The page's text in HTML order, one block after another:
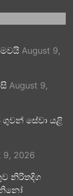
August 9,
August 9,
සේවා යළි
9, 2026
නිරිතදිග
නිනෝ